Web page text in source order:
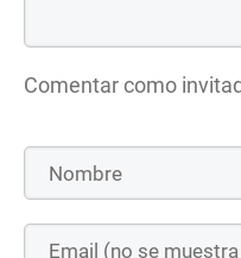
Comentar como